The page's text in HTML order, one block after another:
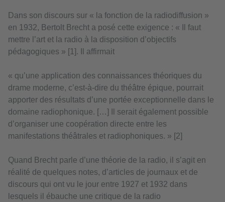
Dans son discours sur « la fonction de la radiodiffusion »
en 1932, Bertolt Brecht a posé cette exigence : « Il faut
mettre l’art et la radio à la disposition d’objectifs
pédagogiques » [1]. Il affirmait
« qu’une application des connaissances théoriques du
drame moderne, c’est-à-dire du théâtre épique, pourrait
apporter des résultats d’une portée exceptionnelle dans le
domaine radiophonique. […] Il serait également possible
d’organiser une coopération directe entre les
manifestations théâtrales et radiophoniques. » [2]
Quand Brecht parle d’une théorie de la radio, il s’agit en
réalité de quelques notes, d’articles de journaux et de
discours qui ont vu le jour entre 1927 et 1932 dans
lesquels il ébauche une critique de la radio